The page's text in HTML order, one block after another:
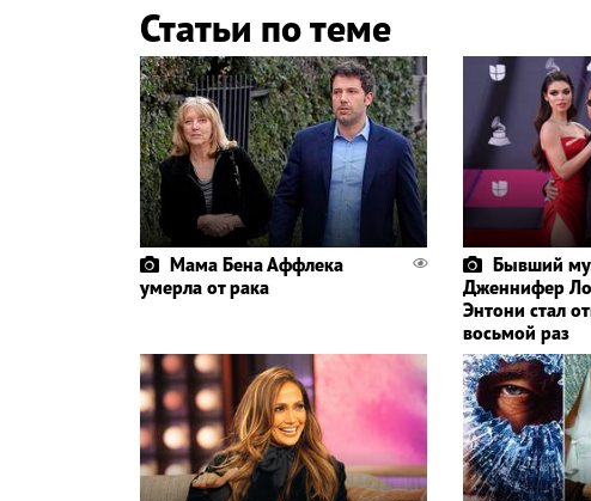
Статьи по теме
Мама Бена Аффлека
умерла от рака
Бывший
Дженнифер
Энтони стал
восьмой раз